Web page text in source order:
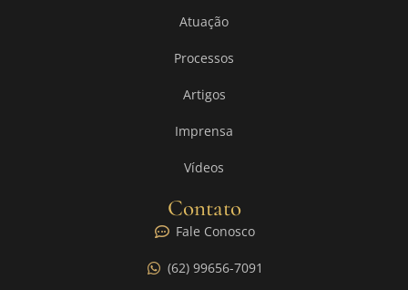
Atuação
Processos
Artigos
Imprensa
Vídeos
Contato
Fale Conosco
(62) 99656-7091